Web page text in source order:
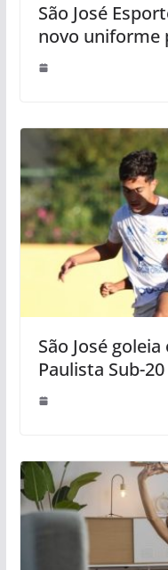
São José
novo uniforme
São José
Paulista Sub-20